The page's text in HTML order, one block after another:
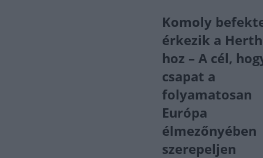
Komoly
érkezik a
hoz – A cél,
csapat a
folyamatosan
Európa
élmezőnyében
szerepeljen